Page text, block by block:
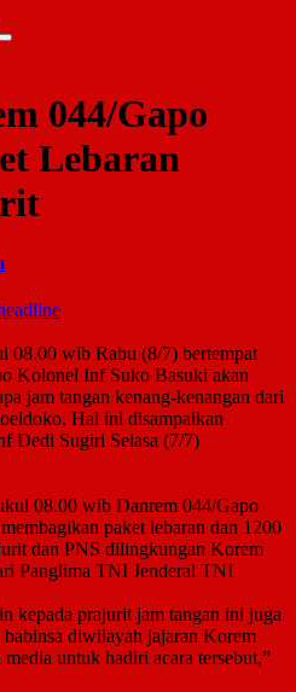
044/Gapo
Lebaran
08.00 wib Rabu (8/7) bertempat
Kolonel Inf Suko Basuki akan
jam tangan kenang-kenangan dari
Hal ini disampaikan
Dedi Sugiri Selasa (7/7)
08.00 wib Danrem 044/Gapo
paket lebaran dan 1200
dan PNS dilingkungan Korem
Panglima TNI Jenderal TNI
kepada prajurit jam tangan ini juga
diwilayah jajaran Korem
untuk hadiri acara tersebut,”